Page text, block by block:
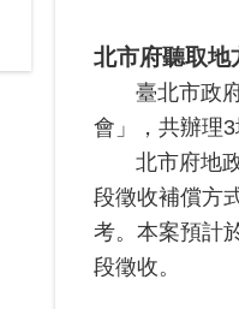
北市府聽取
臺北市政
會」，共辦理
北市府地
段徵收補償方
考。本案預計
段徵收。